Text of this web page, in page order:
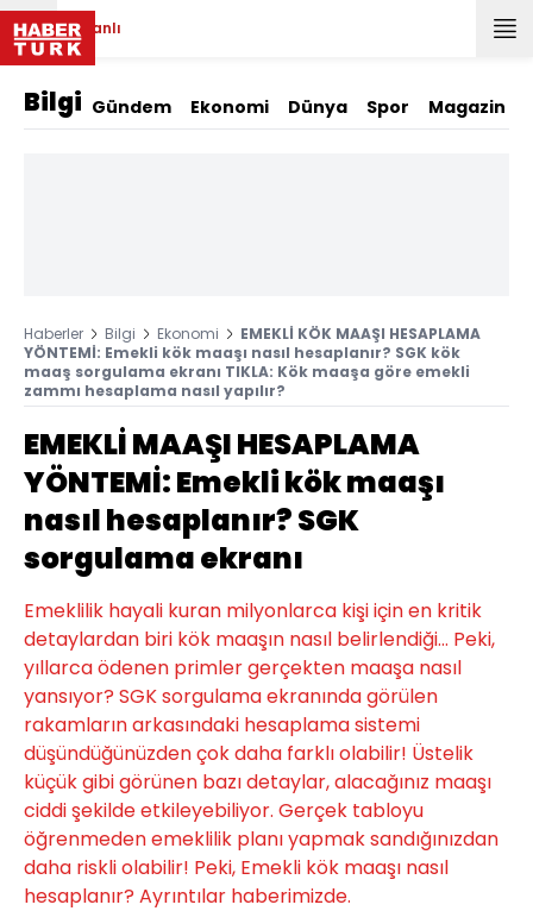
Canlı
Bilgi Gündem Ekonomi Dünya Spor Magazin
Haberler Bilgi Ekonomi
EMEKLİ KÖK MAAŞI HESAPLAMA
YÖNTEMİ: Emekli kök maaşı nasıl hesaplanır? SGK kök
maaş sorgulama ekranı TIKLA: Kök maaşa göre emekli
zammı hesaplama nasıl yapılır?
EMEKLİ MAAŞI HESAPLAMA
YÖNTEMİ: Emekli kök maaşı
nasıl hesaplanır? SGK
sorgulama ekranı
Emeklilik hayali kuran milyonlarca kişi için en kritik
detaylardan biri kök maaşın nasıl belirlendiği… Peki,
yıllarca ödenen primler gerçekten maaşa nasıl
yansıyor? SGK sorgulama ekranında görülen
rakamların arkasındaki hesaplama sistemi
düşündüğünüzden çok daha farklı olabilir! Üstelik
küçük gibi görünen bazı detaylar, alacağınız maaşı
ciddi şekilde etkileyebiliyor. Gerçek tabloyu
öğrenmeden emeklilik planı yapmak sandığınızdan
daha riskli olabilir! Peki, Emekli kök maaşı nasıl
hesaplanır? Ayrıntılar haberimizde.